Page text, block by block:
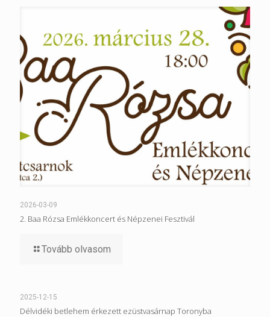
2026-03-09
2. Baa Rózsa Emlékkoncert és Népzenei Fesztivál
Tovább olvasom
2025-12-15
Délvidéki betlehem érkezett ezüstvasárnap Toronyba